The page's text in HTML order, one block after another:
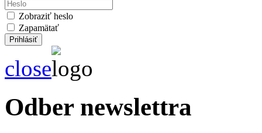
Zobraziť heslo
Zapamätať
close
Odber newslettra